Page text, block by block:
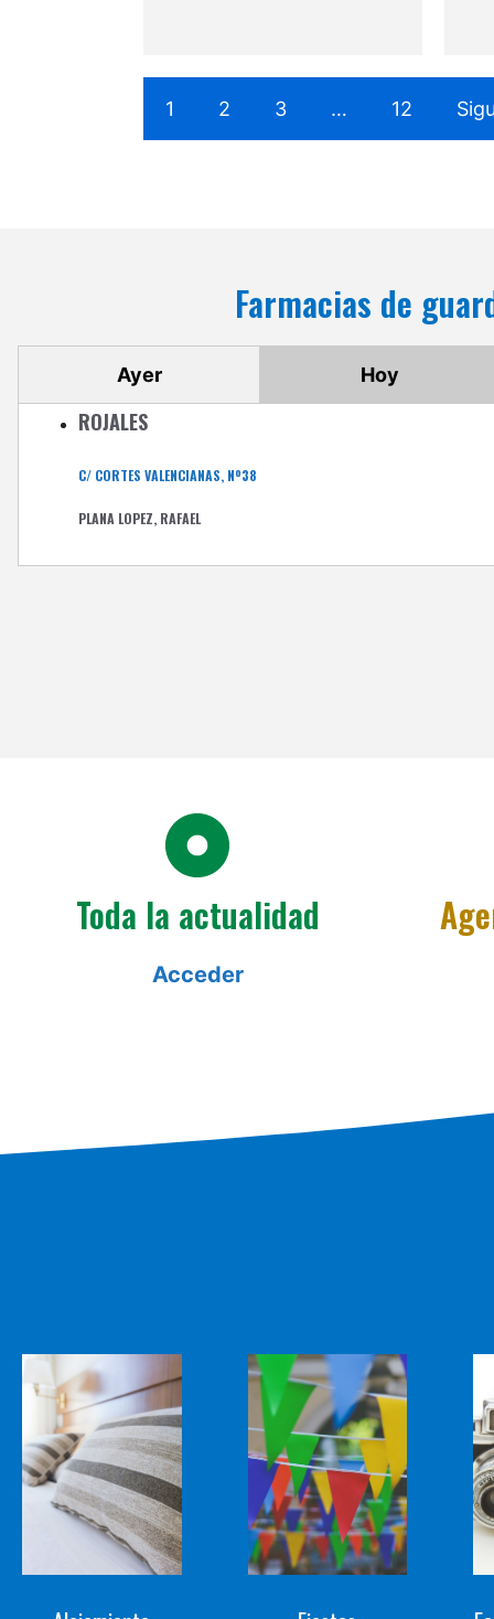
1 2 3 … 12
Farmacias de
Ayer Hoy
ROJALES
C/ CORTES VALENCIANAS, Nº38
PLANA LOPEZ, RAFAEL
Toda la actualidad
Acceder